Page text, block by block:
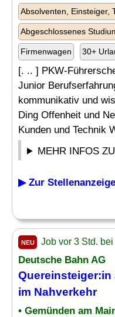
Absolventen, Einsteiger,
Abgeschlossenes
Firmenwagen 30+
[. .. ] PKW-
Junior
kommunikativ und
Ding Offenheit und
Kunden und Technik
MEHR INFOS
▶ Zur Stellenanzeige
NEU Job vor 3 Std.
Deutsche Bahn AG
im Nahverkehr
• Gemünden am